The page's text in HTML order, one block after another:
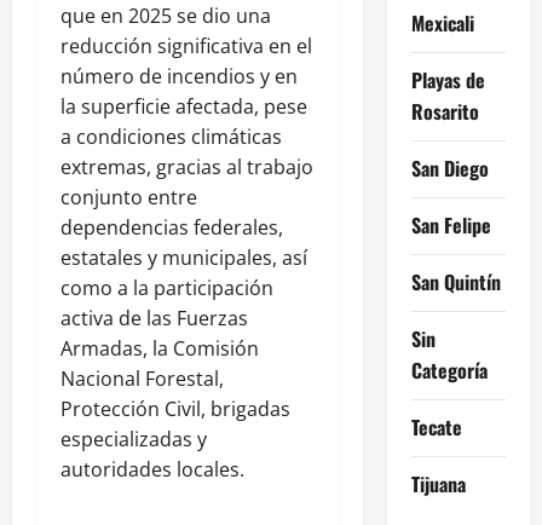
que en 2025 se dio una
reducción significativa en el
número de incendios y en
la superficie afectada, pese
a condiciones climáticas
extremas, gracias al trabajo
conjunto entre
dependencias federales,
estatales y municipales, así
como a la participación
activa de las Fuerzas
Armadas, la Comisión
Nacional Forestal,
Protección Civil, brigadas
especializadas y
autoridades locales.
Mexicali
Playas de
Rosarito
San Diego
San Felipe
San Quintín
Sin
Categoría
Tecate
Tijuana